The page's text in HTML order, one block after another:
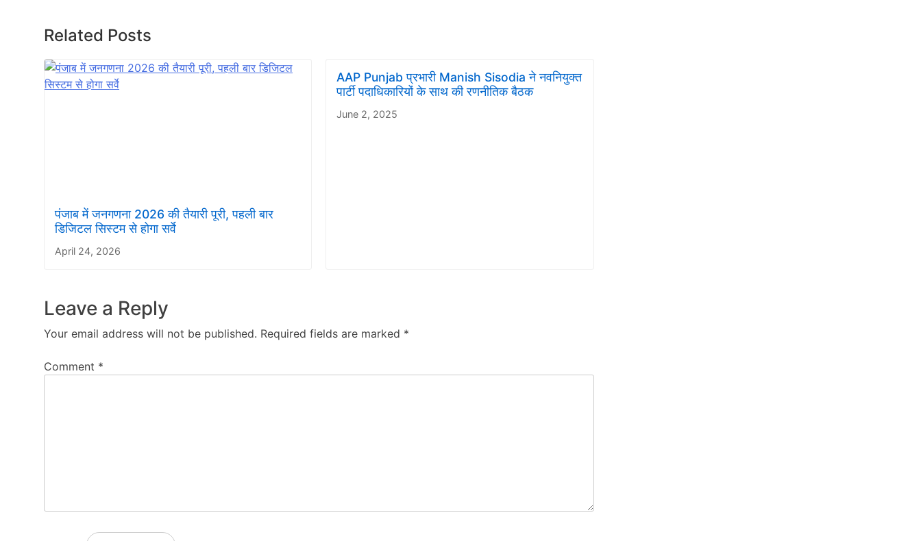
Related Posts
पंजाब में जनगणना 2026 की तैयारी पूरी, पहली बार
डिजिटल सिस्टम से होगा सर्वे
April 24, 2026
AAP Punjab प्रभारी Manish Sisodia ने नवनियुक्त
पार्टी पदाधिकारियों के साथ की रणनीतिक बैठक
June 2, 2025
Leave a Reply
Your email address will not be published. Required fields are marked *
Comment *